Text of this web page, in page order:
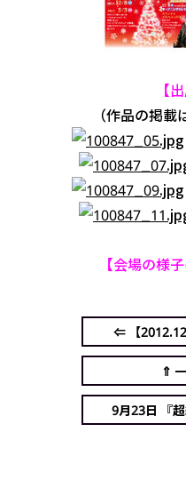
【
（作品の掲載
【会場の様
⇐ 【
⇑
9月23日 『